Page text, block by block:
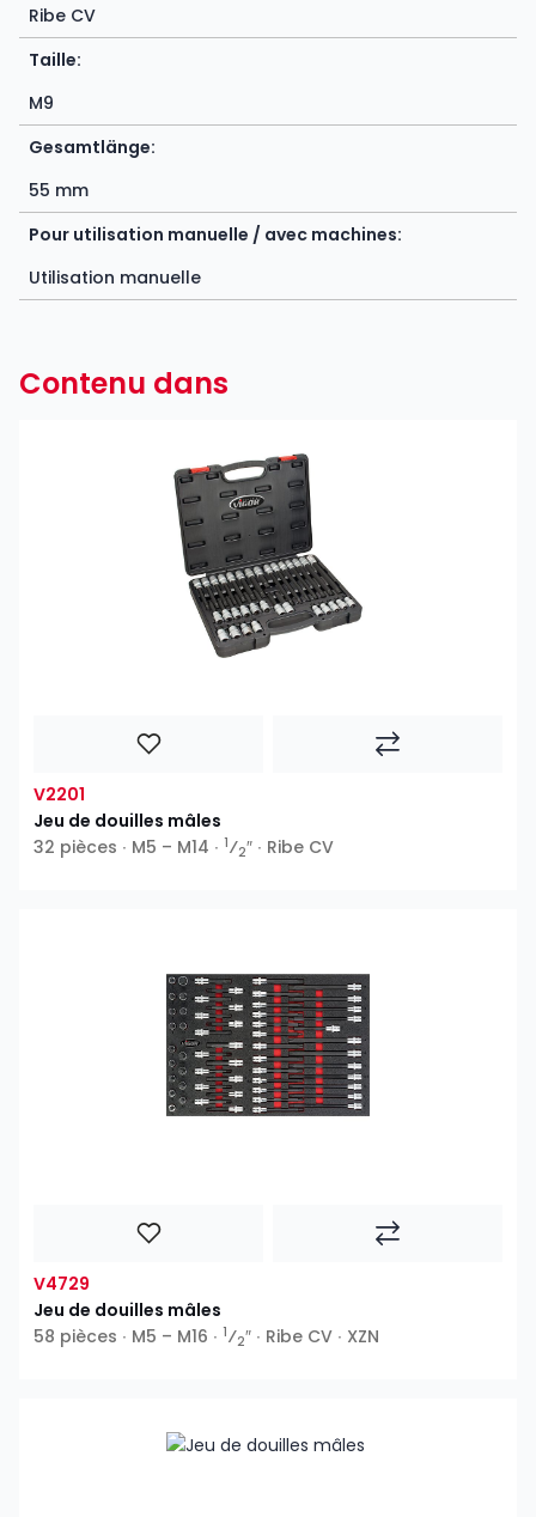
Ribe CV
Taille:
M9
Gesamtlänge:
55 mm
Pour utilisation manuelle / avec machines:
Utilisation manuelle
Contenu dans
V2201
Jeu de douilles mâles
32 pièces ∙ M5 – M14 ∙ 1⁄2″ ∙ Ribe CV
V4729
Jeu de douilles mâles
58 pièces ∙ M5 – M16 ∙ 1⁄2″ ∙ Ribe CV ∙ XZN